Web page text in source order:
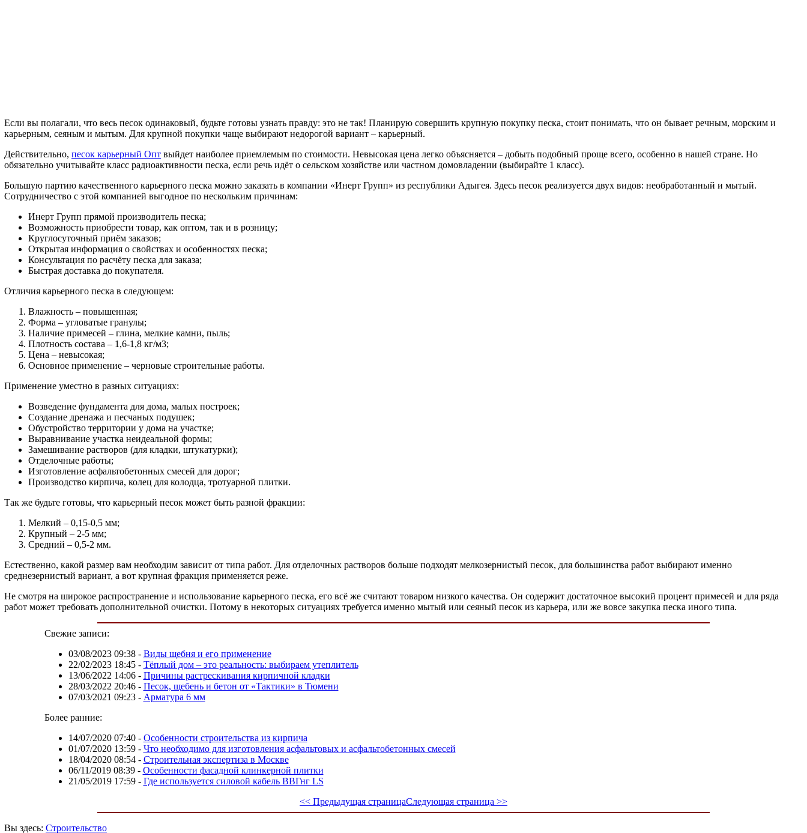
Если вы полагали, что весь песок одинаковый, будьте готовы узнать правду: это не так! Планирую совершить крупную покупку песка, стоит понимать, что он бывает речным, морским и
карьерным, сеяным и мытым. Для крупной покупки чаще выбирают недорогой вариант – карьерный.
Действительно, песок карьерный Опт выйдет наиболее приемлемым по стоимости. Невысокая цена легко объясняется – добыть подобный проще всего, особенно в нашей стране. Но
обязательно учитывайте класс радиоактивности песка, если речь идёт о сельском хозяйстве или частном домовладении (выбирайте 1 класс).
Большую партию качественного карьерного песка можно заказать в компании «Инерт Групп» из республики Адыгея. Здесь песок реализуется двух видов: необработанный и мытый.
Сотрудничество с этой компанией выгодное по нескольким причинам:
Инерт Групп прямой производитель песка;
Возможность приобрести товар, как оптом, так и в розницу;
Круглосуточный приём заказов;
Открытая информация о свойствах и особенностях песка;
Консультация по расчёту песка для заказа;
Быстрая доставка до покупателя.
Отличия карьерного песка в следующем:
Влажность – повышенная;
Форма – угловатые гранулы;
Наличие примесей – глина, мелкие камни, пыль;
Плотность состава – 1,6-1,8 кг/м3;
Цена – невысокая;
Основное применение – черновые строительные работы.
Применение уместно в разных ситуациях:
Возведение фундамента для дома, малых построек;
Создание дренажа и песчаных подушек;
Обустройство территории у дома на участке;
Выравнивание участка неидеальной формы;
Замешивание растворов (для кладки, штукатурки);
Отделочные работы;
Изготовление асфальтобетонных смесей для дорог;
Производство кирпича, колец для колодца, тротуарной плитки.
Так же будьте готовы, что карьерный песок может быть разной фракции:
Мелкий – 0,15-0,5 мм;
Крупный – 2-5 мм;
Средний – 0,5-2 мм.
Естественно, какой размер вам необходим зависит от типа работ. Для отделочных растворов больше подходят мелкозернистый песок, для большинства работ выбирают именно
среднезернистый вариант, а вот крупная фракция применяется реже.
Не смотря на широкое распространение и использование карьерного песка, его всё же считают товаром низкого качества. Он содержит достаточное высокий процент примесей и для ряда
работ может требовать дополнительной очистки. Потому в некоторых ситуациях требуется именно мытый или сеяный песок из карьера, или же вовсе закупка песка иного типа.
Свежие записи:
03/08/2023 09:38- Виды щебня и его применение
22/02/2023 18:45- Тёплый дом – это реальность: выбираем утеплитель
13/06/2022 14:06- Причины растрескивания кирпичной кладки
28/03/2022 20:46- Песок, щебень и бетон от «Тактики» в Тюмени
07/03/2021 09:23- Арматура 6 мм
Более ранние:
14/07/2020 07:40- Особенности строительства из кирпича
01/07/2020 13:59- Что необходимо для изготовления асфальтовых и асфальтобетонных смесей
18/04/2020 08:54- Строительная экспертиза в Москве
06/11/2019 08:39- Особенности фасадной клинкерной плитки
21/05/2019 17:59- Где используется силовой кабель ВВГнг LS
<< Предыдущая страницаСледующая страница >>
Вы здесь: Строительство